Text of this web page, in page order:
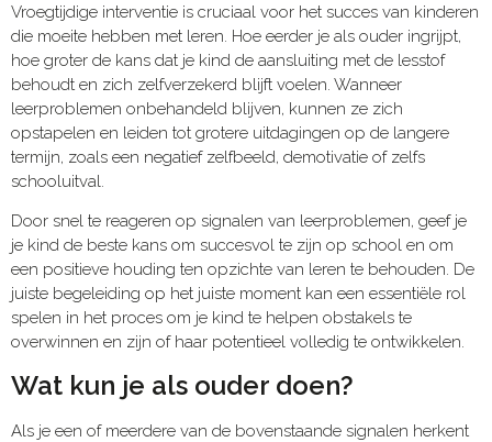
Vroegtijdige interventie is cruciaal voor het succes van kinderen
die moeite hebben met leren. Hoe eerder je als ouder ingrijpt,
hoe groter de kans dat je kind de aansluiting met de lesstof
behoudt en zich zelfverzekerd blijft voelen. Wanneer
leerproblemen onbehandeld blijven, kunnen ze zich
opstapelen en leiden tot grotere uitdagingen op de langere
termijn, zoals een negatief zelfbeeld, demotivatie of zelfs
schooluitval.
Door snel te reageren op signalen van leerproblemen, geef je
je kind de beste kans om succesvol te zijn op school en om
een positieve houding ten opzichte van leren te behouden. De
juiste begeleiding op het juiste moment kan een essentiële rol
spelen in het proces om je kind te helpen obstakels te
overwinnen en zijn of haar potentieel volledig te ontwikkelen.
Wat kun je als ouder doen?
Als je een of meerdere van de bovenstaande signalen herkent